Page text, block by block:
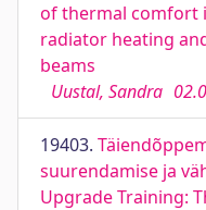
of thermal comfort
radiator heating
beams
Uustal, Sandra
19403.
suurendamise ja
Upgrade Training: